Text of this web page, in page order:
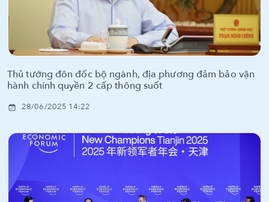
Thủ tướng đôn đốc bộ ngành, địa phương đảm bảo vận
hành chính quyền 2 cấp thông suốt
28/06/2025 14:22